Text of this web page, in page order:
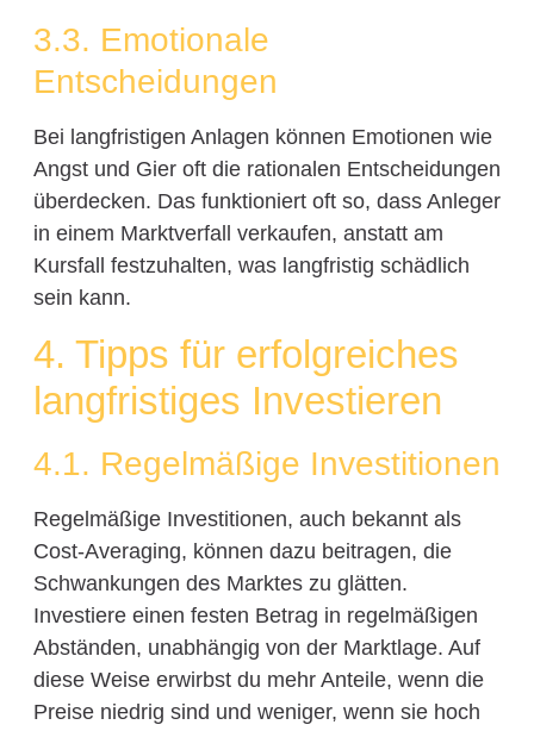
3.3. Emotionale
Entscheidungen
Bei langfristigen Anlagen können Emotionen wie
Angst und Gier oft die rationalen Entscheidungen
überdecken. Das funktioniert oft so, dass Anleger
in einem Marktverfall verkaufen, anstatt am
Kursfall festzuhalten, was langfristig schädlich
sein kann.
4. Tipps für erfolgreiches
langfristiges Investieren
4.1. Regelmäßige Investitionen
Regelmäßige Investitionen, auch bekannt als
Cost-Averaging, können dazu beitragen, die
Schwankungen des Marktes zu glätten.
Investiere einen festen Betrag in regelmäßigen
Abständen, unabhängig von der Marktlage. Auf
diese Weise erwirbst du mehr Anteile, wenn die
Preise niedrig sind und weniger, wenn sie hoch